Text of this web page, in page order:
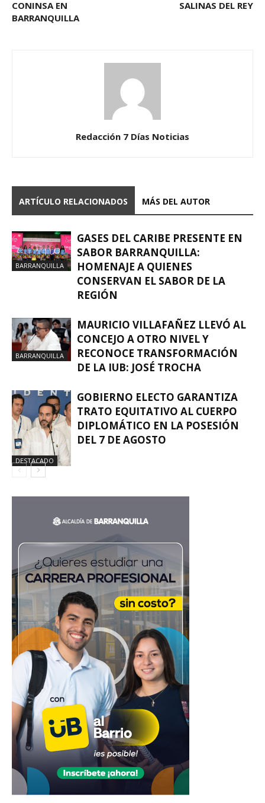
CONINSA EN
BARRANQUILLA
SALINAS DEL REY
Redacción 7 Días Noticias
ARTÍCULO RELACIONADOS MÁS DEL AUTOR
BARRANQUILLA
GASES DEL CARIBE PRESENTE EN
SABOR BARRANQUILLA:
HOMENAJE A QUIENES
CONSERVAN EL SABOR DE LA
REGIÓN
BARRANQUILLA
MAURICIO VILLAFAÑEZ LLEVÓ AL
CONCEJO A OTRO NIVEL Y
RECONOCE TRANSFORMACIÓN
DE LA IUB: JOSÉ TROCHA
DESTACADO
GOBIERNO ELECTO GARANTIZA
TRATO EQUITATIVO AL CUERPO
DIPLOMÁTICO EN LA POSESIÓN
DEL 7 DE AGOSTO